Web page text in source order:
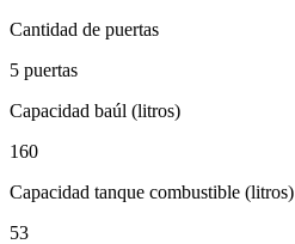
Cantidad de puertas
5 puertas
Capacidad baúl (litros)
160
Capacidad tanque combustible (litros)
53